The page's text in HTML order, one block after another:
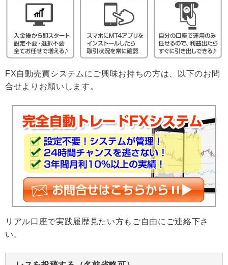
FX自動売買システムにご興味お持ちの方は、以下のお問
合せよりお願いします。
リアル口座で実践履歴見たい方もご自由にご連絡下さ
い。